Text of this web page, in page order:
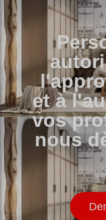
et à
vos
nous